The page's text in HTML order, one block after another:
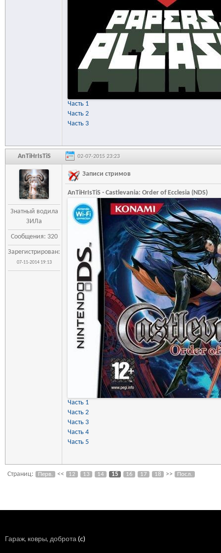
Часть 1
Часть 2
Часть 3
AnTiHrIsTiS 02-07-2015 23:23
Знатный водила
ЗИЛа
Сообщения: 320
Зарегистрирован:
07-11-2014 19:13
Записи стримов
AnTiHrIsTiS - Castlevania: Order of Ecclesia (NDS)
Часть 1
Часть 2
Часть 3
Часть 4
Часть 5
Страниц: Перв. << 12 13 14 15 16 17 18 >> Посл.
Гараж, ковры, доброта (c)